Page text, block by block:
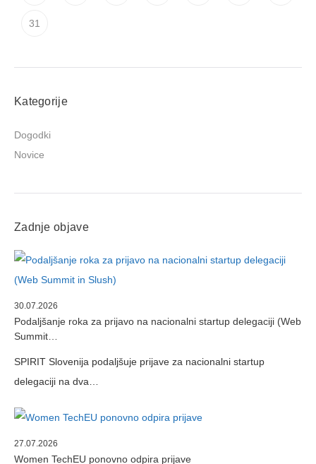
31
Kategorije
Dogodki
Novice
Zadnje objave
30.07.2026
Podaljšanje roka za prijavo na nacionalni startup delegaciji (Web
Summit…
SPIRIT Slovenija podaljšuje prijave za nacionalni startup
delegaciji na dva…
27.07.2026
Women TechEU ponovno odpira prijave